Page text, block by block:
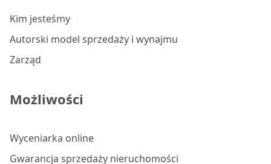
Kim jesteśmy
Autorski model sprzedaży i wynajmu
Zarząd
Możliwości
Wyceniarka online
Gwarancja sprzedaży nieruchomości